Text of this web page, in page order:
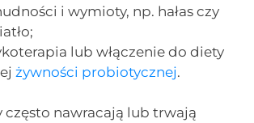
i wymioty, np. hałas czy
lub włączenie do diety
żywności probiotycznej.
często nawracają lub trwają